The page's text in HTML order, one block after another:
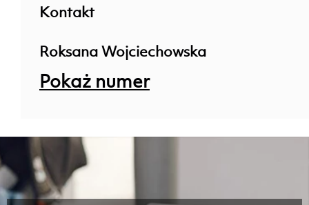
Kontakt
Roksana Wojciechowska
Pokaż numer